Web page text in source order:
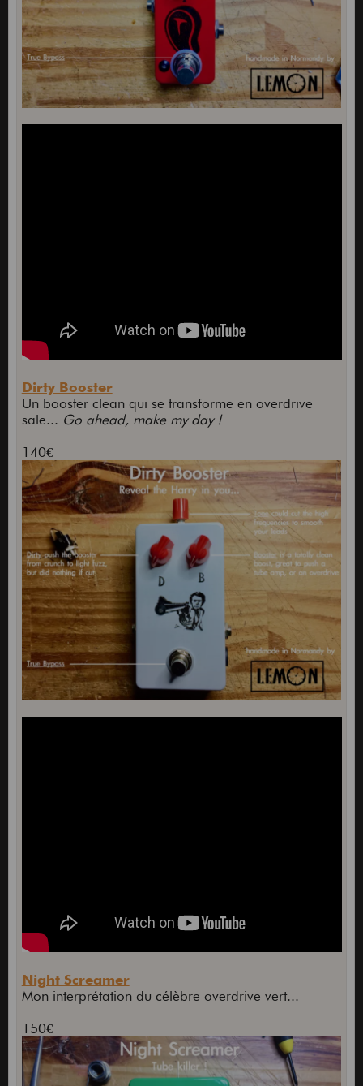
Dirty Booster
Un booster clean qui se transforme en overdrive
sale... Go ahead, make my day !
140€
Night Screamer
Mon interprétation du célèbre overdrive vert...
150€